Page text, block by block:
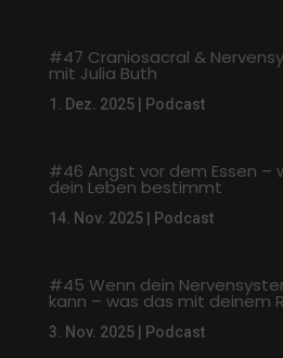
#47 Craniosacral &
mit Julia Buth
1. Dez. 2025| Podcast
#46 Angst vor dem Essen –
dein Leben bestimmt
14. Nov. 2025| Podcast
#45 Wenn dein
kann – was das mit deinem
3. Nov. 2025| Podcast